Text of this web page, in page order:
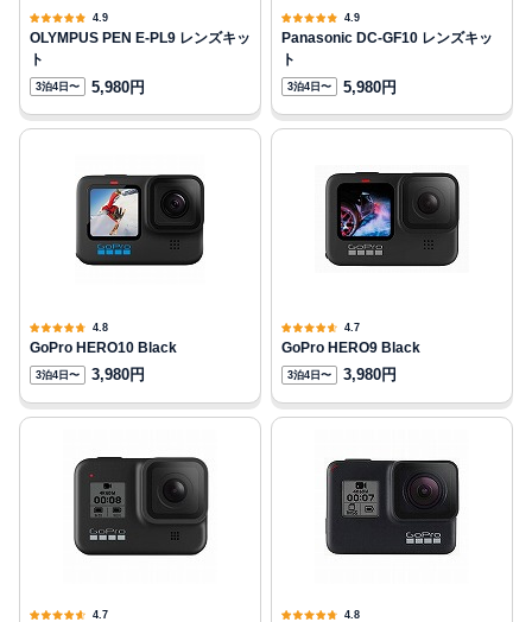
4.9
OLYMPUS PEN E-PL9 レンズキッ
ト
3泊4日〜 5,980円
4.9
Panasonic DC-GF10 レンズキッ
ト
3泊4日〜 5,980円
4.8
GoPro HERO10 Black
3泊4日〜 3,980円
4.7
GoPro HERO9 Black
3泊4日〜 3,980円
4.7 4.8